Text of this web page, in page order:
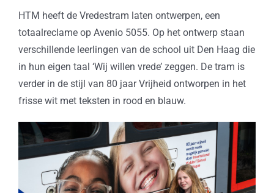
HTM heeft de Vredestram laten ontwerpen, een
totaalreclame op Avenio 5055. Op het ontwerp staan
verschillende leerlingen van de school uit Den Haag die
in hun eigen taal ‘Wij willen vrede’ zeggen. De tram is
verder in de stijl van 80 jaar Vrijheid ontworpen in het
frisse wit met teksten in rood en blauw.